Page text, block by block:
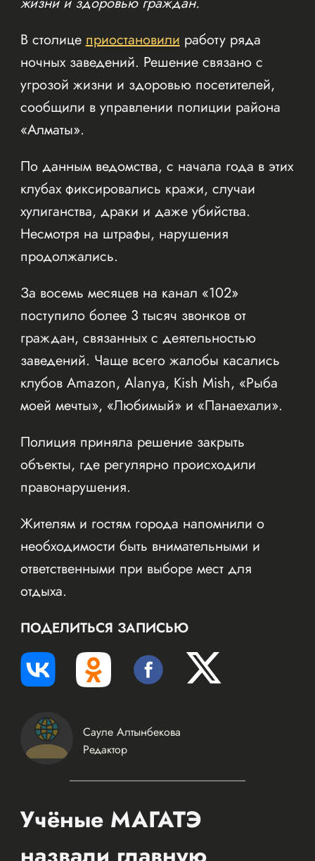
В столицеприостановилиработу ряда
ночных заведений. Решение связано с
угрозой жизни и здоровью посетителей,
сообщили в управлении полиции района
«Алматы».
По данным ведомства, с начала года в этих
клубах фиксировались кражи, случаи
хулиганства, драки и даже убийства.
Несмотря на штрафы, нарушения
продолжались.
За восемь месяцев на канал «102»
поступило более 3 тысяч звонков от
граждан, связанных с деятельностью
заведений. Чаще всего жалобы касались
клубов Amazon, Alanya, Kish Mish, «Рыба
моей мечты», «Любимый» и «Панаехали».
Полиция приняла решение закрыть
объекты, где регулярно происходили
правонарушения.
Жителям и гостям города напомнили о
необходимости быть внимательными и
ответственными при выборе мест для
отдыха.
ПОДЕЛИТЬСЯ ЗАПИСЬЮ
Сауле Алтынбекова
Редактор
Учёные МАГАТЭ